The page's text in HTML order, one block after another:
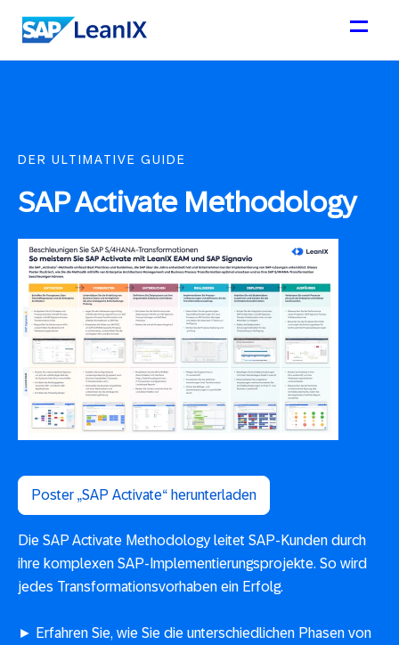
DER ULTIMATIVE GUIDE
SAP Activate Methodology
Poster „SAP Activate“ herunterladen
Die SAP Activate Methodology leitet SAP-Kunden durch
ihre komplexen SAP-Implementierungsprojekte. So wird
jedes Transformationsvorhaben ein Erfolg.
► Erfahren Sie, wie Sie die unterschiedlichen Phasen von